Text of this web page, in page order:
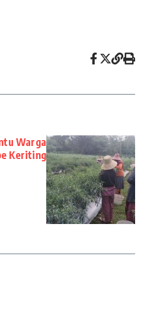
Warga
Keriting